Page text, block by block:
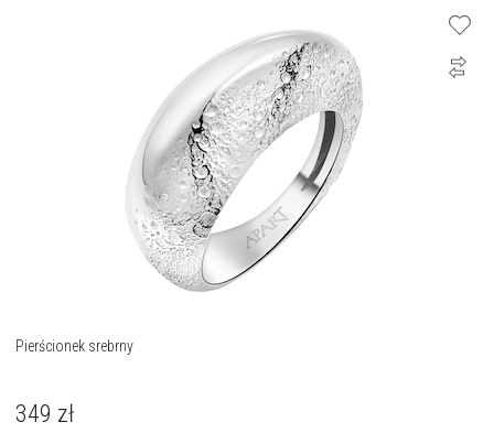
Pierścionek srebrny
349 zł